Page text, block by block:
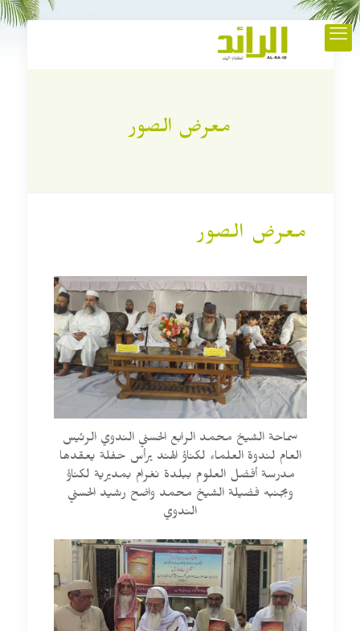
معرض الصور
معرض الصور
سماحة الشيخ محمد الرابع الحسني الندوي الرئيس
العام لندوة العلماء لكناؤ الهند يرأس حفلة يعقدها
مدرسة أفضل العلوم ببلدة نغرام بمديرية لكناؤ
وبجنبه فضيلة الشيخ محمد واضح رشيد الحسني
الندوي